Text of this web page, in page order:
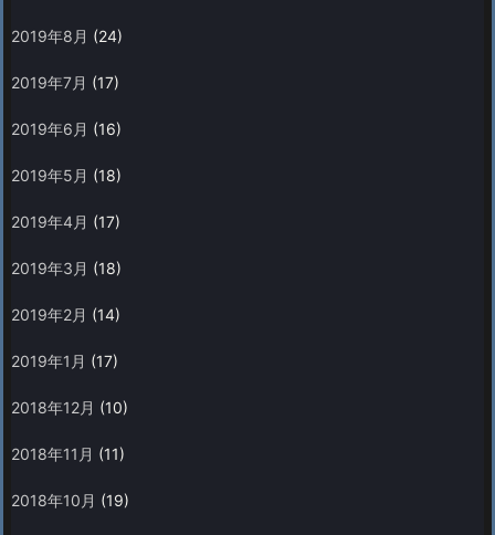
2019年8月 (24)
2019年7月 (17)
2019年6月 (16)
2019年5月 (18)
2019年4月 (17)
2019年3月 (18)
2019年2月 (14)
2019年1月 (17)
2018年12月 (10)
2018年11月 (11)
2018年10月 (19)